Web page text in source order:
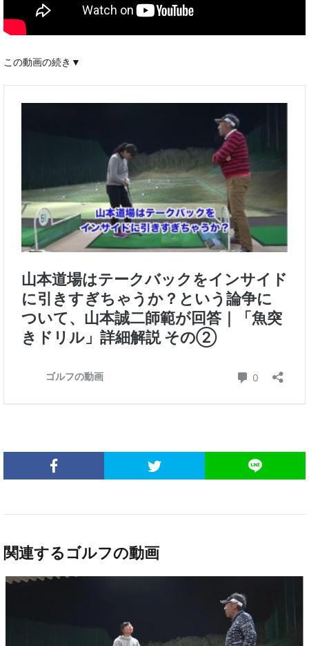
この動画の続き▼
関連するゴルフの動画